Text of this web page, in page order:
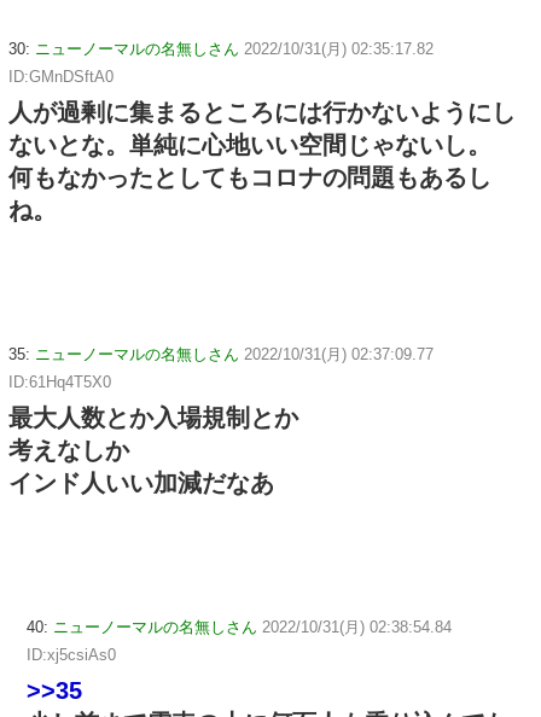
30: ニューノーマルの名無しさん 2022/10/31(月) 02:35:17.82
ID:GMnDSftA0
人が過剰に集まるところには行かないようにし
ないとな。単純に心地いい空間じゃないし。
何もなかったとしてもコロナの問題もあるし
ね。
35: ニューノーマルの名無しさん 2022/10/31(月) 02:37:09.77
ID:61Hq4T5X0
最大人数とか入場規制とか
考えなしか
インド人いい加減だなあ
40: ニューノーマルの名無しさん 2022/10/31(月) 02:38:54.84
ID:xj5csiAs0
>>35